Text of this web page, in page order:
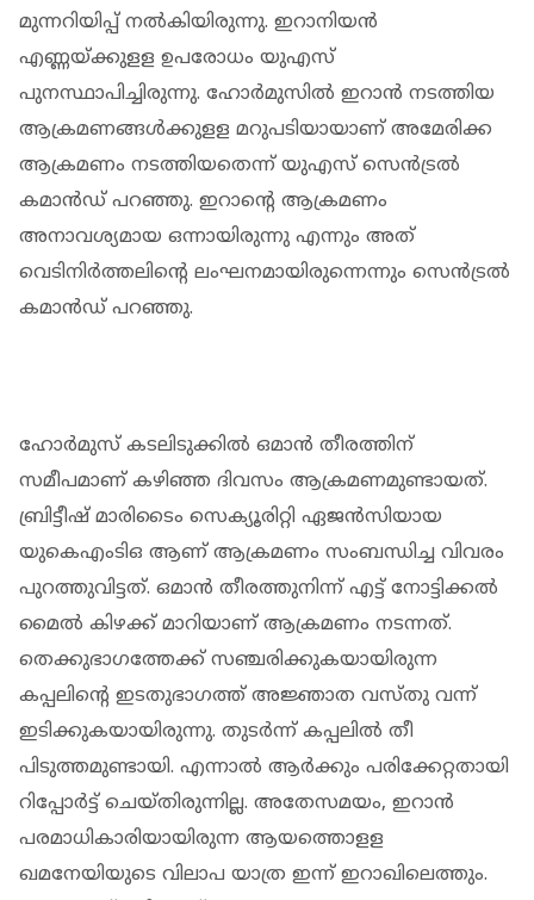
മുന്നറിയിപ്പ് നല്‍കിയിരുന്നു. ഇറാനിയന്‍
എണ്ണയ്ക്കുളള ഉപരോധം യുഎസ്
പുനസ്ഥാപിച്ചിരുന്നു. ഹോര്‍മുസില്‍ ഇറാന്‍ നടത്തിയ
ആക്രമണങ്ങള്‍ക്കുളള മറുപടിയായാണ് അമേരിക്ക
ആക്രമണം നടത്തിയതെന്ന് യുഎസ് സെന്‍ട്രല്‍
കമാന്‍ഡ് പറഞ്ഞു. ഇറാന്റെ ആക്രമണം
അനാവശ്യമായ ഒന്നായിരുന്നു എന്നും അത്
വെടിനിര്‍ത്തലിന്റെ ലംഘനമായിരുന്നെന്നും സെന്‍ട്രല്‍
കമാന്‍ഡ് പറഞ്ഞു.
ഹോര്‍മുസ് കടലിടുക്കിൽ ഒമാന്‍ തീരത്തിന്
സമീപമാണ് കഴിഞ്ഞ ദിവസം ആക്രമണമുണ്ടായത്.
ബ്രിട്ടീഷ് മാരിടൈം സെക്യൂരിറ്റി ഏജന്‍സിയായ
യുകെഎംടിഒ ആണ് ആക്രമണം സംബന്ധിച്ച വിവരം
പുറത്തുവിട്ടത്. ഒമാൻ തീരത്തുനിന്ന് എട്ട് നോട്ടിക്കല്‍
മൈല്‍ കിഴക്ക് മാറിയാണ് ആക്രമണം നടന്നത്.
തെക്കുഭാഗത്തേക്ക് സഞ്ചരിക്കുകയായിരുന്ന
കപ്പലിന്റെ ഇടതുഭാഗത്ത് അജ്ഞാത വസ്തു വന്ന്
ഇടിക്കുകയായിരുന്നു. തുടര്‍ന്ന് കപ്പലില്‍ തീ
പിടുത്തമുണ്ടായി. എന്നാല്‍ ആര്‍ക്കും പരിക്കേറ്റതായി
റിപ്പോർട്ട് ചെയ്തിരുന്നില്ല. അതേസമയം, ഇറാന്‍
പരമാധികാരിയായിരുന്ന ആയത്തൊളള
ഖമനേയിയുടെ വിലാപ യാത്ര ഇന്ന് ഇറാഖിലെത്തും.